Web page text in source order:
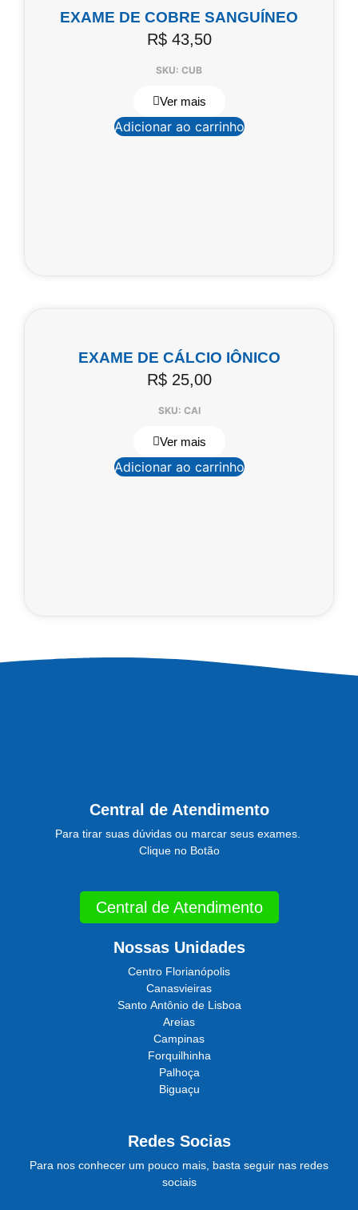
EXAME DE COBRE SANGUÍNEO
R$43,50
SKU: CUB
Ver mais
Adicionar ao carrinho
EXAME DE CÁLCIO IÔNICO
R$25,00
SKU: CAI
Ver mais
Adicionar ao carrinho
Central de Atendimento
Para tirar suas dúvidas ou marcar seus exames.
Clique no Botão
Central de Atendimento
Nossas Unidades
Centro Florianópolis
Canasvieiras
Santo Antônio de Lisboa
Areias
Campinas
Forquilhinha
Palhoça
Biguaçu
Redes Socias
Para nos conhecer um pouco mais, basta seguir nas redes
sociais